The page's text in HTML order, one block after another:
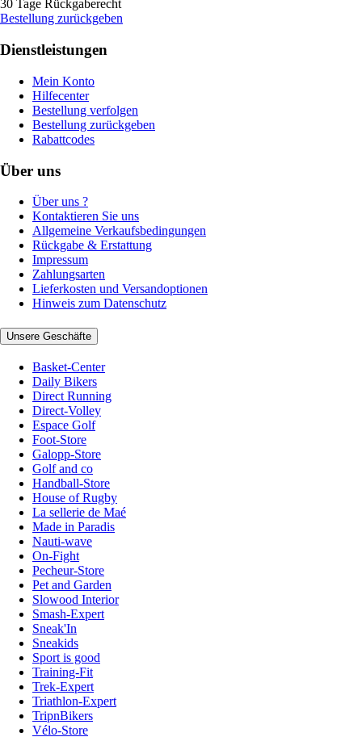
30 Tage Rückgaberecht
Bestellung zurückgeben
Dienstleistungen
Mein Konto
Hilfecenter
Bestellung verfolgen
Bestellung zurückgeben
Rabattcodes
Über uns
Über uns ?
Kontaktieren Sie uns
Allgemeine Verkaufsbedingungen
Rückgabe & Erstattung
Impressum
Zahlungsarten
Lieferkosten und Versandoptionen
Hinweis zum Datenschutz
Unsere Geschäfte
Basket-Center
Daily Bikers
Direct Running
Direct-Volley
Espace Golf
Foot-Store
Galopp-Store
Golf and co
Handball-Store
House of Rugby
La sellerie de Maé
Made in Paradis
Nauti-wave
On-Fight
Pecheur-Store
Pet and Garden
Slowood Interior
Smash-Expert
Sneak'In
Sneakids
Sport is good
Training-Fit
Trek-Expert
Triathlon-Expert
TripnBikers
Vélo-Store